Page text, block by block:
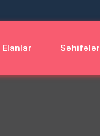
Elanlar Səhifələr